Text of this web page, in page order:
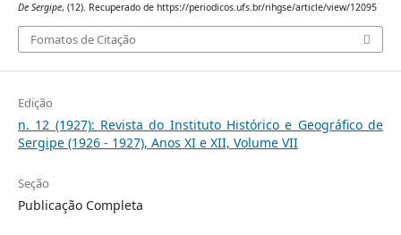
De Sergipe, (12). Recuperado de https://periodicos.ufs.br/rihgse/article/view/12095
Fomatos de Citação
Edição
n. 12 (1927): Revista do Instituto Histórico e Geográfico de
Sergipe (1926 - 1927), Anos XI e XII, Volume VII
Seção
Publicação Completa